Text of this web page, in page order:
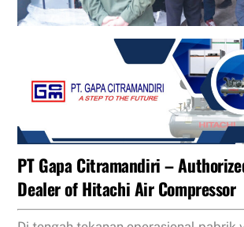
PT Gapa Citramandiri –
Dealer ofHitachi Air Compressor